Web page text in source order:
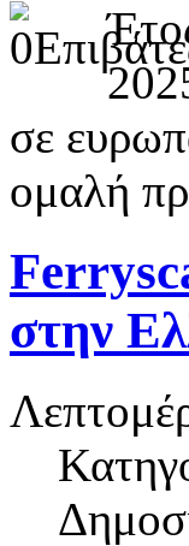
σε
ομαλή
στην